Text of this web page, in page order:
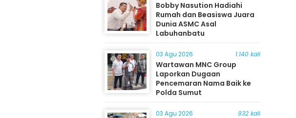
Bobby Nasution Hadiahi
Rumah dan Beasiswa Juara
Dunia ASMC Asal
Labuhanbatu
03 Agu 2026 1.140 kali
Wartawan MNC Group
Laporkan Dugaan
Pencemaran Nama Baik ke
Polda Sumut
03 Agu 2026 932 kali